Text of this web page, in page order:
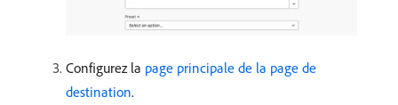
Configurez la page principale de la page de
destination.